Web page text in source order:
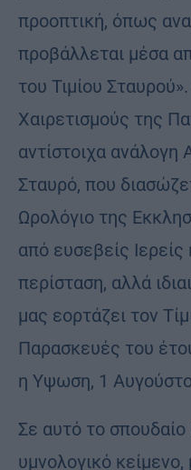
προοπτική, όπως
προβάλλεται μέσα
του Τιμίου
Χαιρετισμούς της
αντίστοιχα ανάλογη
Σταυρό, που
Ωρολόγιο της
από ευσεβείς
περίσταση, αλλά
μας εορτάζει τον
Παρασκευές του
η Υψωση, 1
Σε αυτό το σπουδαίο
υμνολογικό